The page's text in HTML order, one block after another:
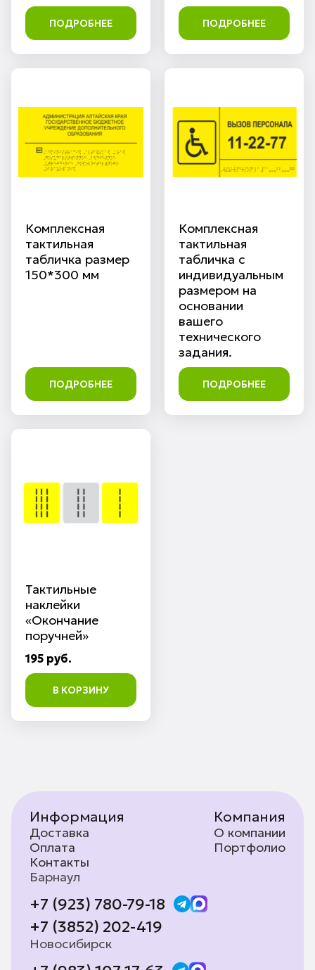
ПОДРОБНЕЕ ПОДРОБНЕЕ
Комплексная
тактильная
табличка размер
150*300 мм
ПОДРОБНЕЕ
Комплексная
тактильная
табличка с
индивидуальным
размером на
основании
вашего
технического
задания.
ПОДРОБНЕЕ
Тактильные
наклейки
«Окончание
поручней»
195 руб.
В КОРЗИНУ
Информация
Доставка
Оплата
Контакты
Компания
О компании
Портфолио
Барнаул
+7 (923) 780-79-18
+7 (3852) 202-419
Новосибирск